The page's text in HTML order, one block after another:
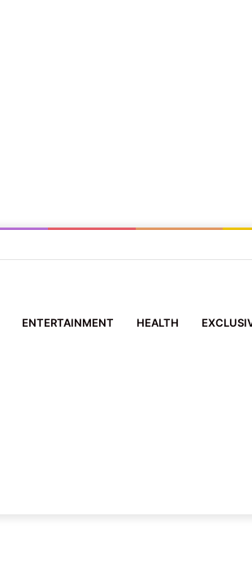
को दिया नया जीवन
ENTERTAINMENT HEALTH